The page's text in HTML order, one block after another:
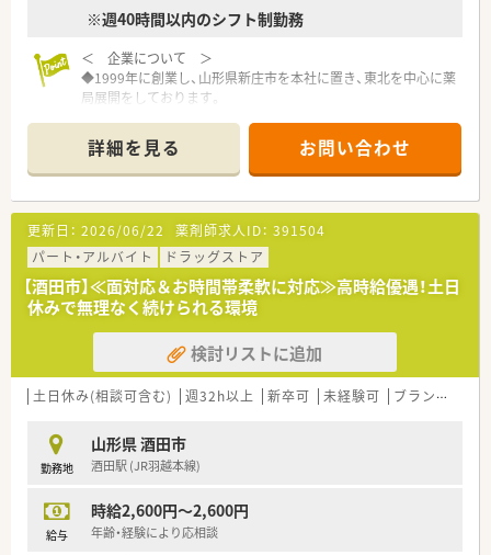
シフトにもよりますが、最大18時までの勤務となり、ワークライ
6時間/月となっており、あまり長引くことがありません。社員全
員が公平であることを意識しており、夏季休暇や年末年始休暇な
ども、全店揃うように有給使用なども含めて工夫しています。
≪こんな方におススメ≫
★家庭やプライベートと両立しながら経験を活かせる環境で働
きたい方
★異動や転勤なく腰を据えて働きたい方
★現場のことをしっかりわかってくれている会社でお勤めされ
たい方
※週40時間以内のシフト制勤務
＜ 企業について ＞
◆1999年に創業し、山形県新庄市を本社に置き、東北を中心に薬
局展開をしております。
◆店舗展開が、門前薬局から敷地内薬局など、豊富であるため、
偏りなく様々な店舗で経験を積むことができるのが特徴です！
まんべんなくスキルを身に着けることができる環境です。
＜ こんな魅力があります ＞
１.【機材の充実さ】
業務効率化を図ることを目的に、システム整備も積極的に進めて
おります。
そのため、残業時間の短縮につながっており、月平均で5時間程
となっております。
２.【豊富なキャリアパス】
若い方にも積極的にチャンスを与える社風で、20代で管理薬剤
師になった方もいらっしゃいます。
りたい」など、社員のやりたいことを後押ししております！
３.【制度の充実】
◆お子様が3歳になるまで時短勤務を採用しています。
更に紙おむつの支給もしているなど、育児中でも安心して就業で
詳細を見る お問い合わせ
更新日： 2026/06/22 薬剤師求人ID： 391504
パート・アルバイト
ドラッグストア
【酒田市】≪面対応＆お時間帯柔軟に対応≫高時給優遇！土日
休みで無理なく続けられる環境
検討リストに追加
土日休み(相談可含む) 週32h以上 新卒可 未経験可 ブランク可
勤務地
山形県 酒田市
酒田駅 (JR羽越本線)
給与
時給2,600円～2,600円
年齢・経験により応相談